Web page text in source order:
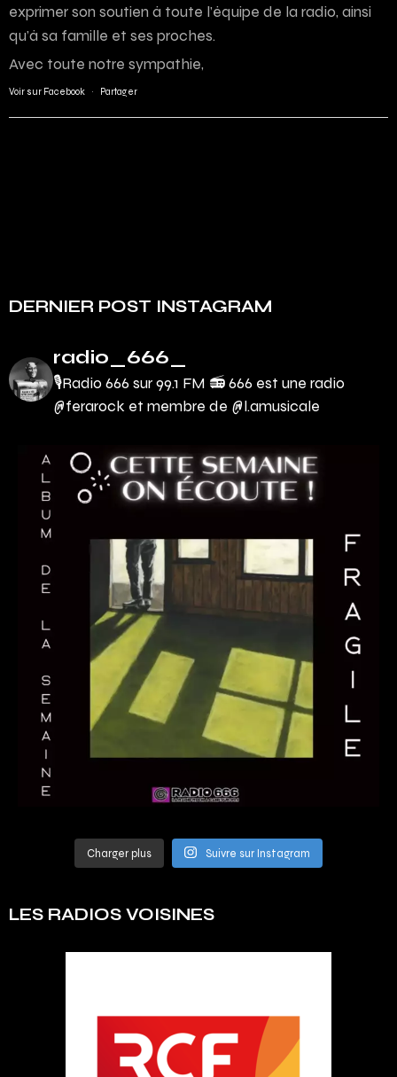
exprimer son soutien à toute l’équipe de la radio, ainsi
qu’à sa famille et ses proches.
Avec toute notre sympathie,
Voir sur Facebook · Partager
DERNIER POST INSTAGRAM
radio_666_
🎙Radio 666 sur 99.1 FM 📻666 est une radio
@ferarock et membre de @l.amusicale
Charger plus Suivre sur Instagram
LES RADIOS VOISINES